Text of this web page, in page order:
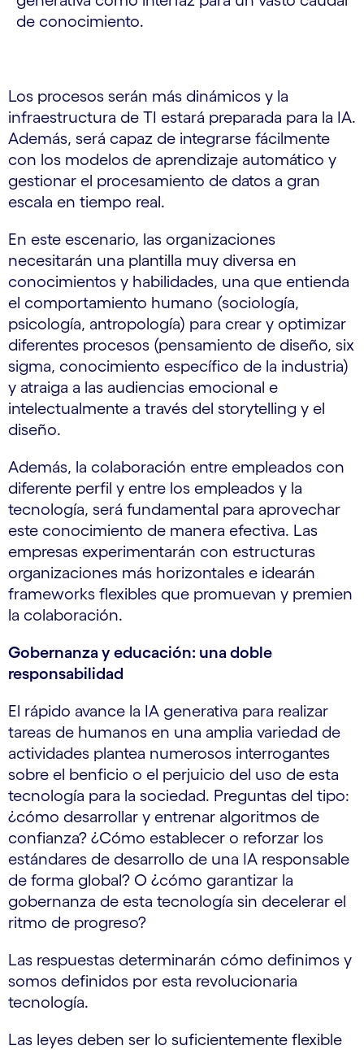
de conocimiento.
Los procesos serán más dinámicos y la
infraestructura de TI estará preparada para la IA.
Además, será capaz de integrarse fácilmente
con los modelos de aprendizaje automático y
gestionar el procesamiento de datos a gran
escala en tiempo real.
En este escenario, las organizaciones
necesitarán una plantilla muy diversa en
conocimientos y habilidades, una que entienda
el comportamiento humano (sociología,
psicología, antropología) para crear y optimizar
diferentes procesos (pensamiento de diseño, six
sigma, conocimiento específico de la industria)
y atraiga a las audiencias emocional e
intelectualmente a través del storytelling y el
diseño.
Además, la colaboración entre empleados con
diferente perfil y entre los empleados y la
tecnología, será fundamental para aprovechar
este conocimiento de manera efectiva. Las
empresas experimentarán con estructuras
organizaciones más horizontales e idearán
frameworks flexibles que promuevan y premien
la colaboración.
Gobernanza y educación: una doble
responsabilidad
El rápido avance la IA generativa para realizar
tareas de humanos en una amplia variedad de
actividades plantea numerosos interrogantes
sobre el benficio o el perjuicio del uso de esta
tecnología para la sociedad. Preguntas del tipo:
¿cómo desarrollar y entrenar algoritmos de
confianza? ¿Cómo establecer o reforzar los
estándares de desarrollo de una IA responsable
de forma global? O ¿cómo garantizar la
gobernanza de esta tecnología sin decelerar el
ritmo de progreso?
Las respuestas determinarán cómo definimos y
somos definidos por esta revolucionaria
tecnología.
Las leyes deben ser lo suficientemente flexible